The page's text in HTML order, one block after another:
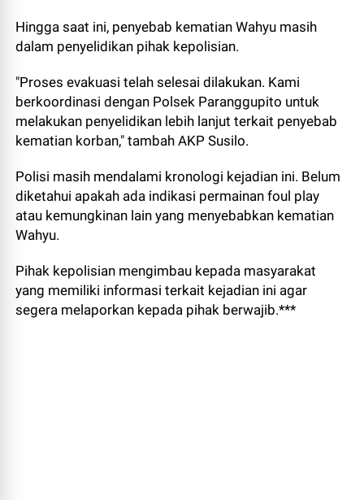
Hingga saat ini, penyebab kematian Wahyu masih
dalam penyelidikan pihak kepolisian.
"Proses evakuasi telah selesai dilakukan. Kami
berkoordinasi dengan Polsek Paranggupito untuk
melakukan penyelidikan lebih lanjut terkait penyebab
kematian korban," tambah AKP Susilo.
Polisi masih mendalami kronologi kejadian ini. Belum
diketahui apakah ada indikasi permainan foul play
atau kemungkinan lain yang menyebabkan kematian
Wahyu.
Pihak kepolisian mengimbau kepada masyarakat
yang memiliki informasi terkait kejadian ini agar
segera melaporkan kepada pihak berwajib.***